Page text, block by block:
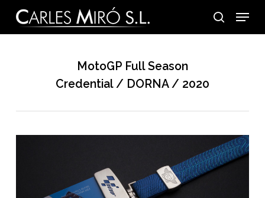
main
search
Menu
MotoGP Full Season
Credential / DORNA / 2020